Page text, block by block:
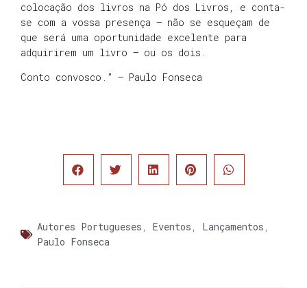
colocação dos livros na Pó dos Livros, e conta-
se com a vossa presença – não se esqueçam de
que será uma oportunidade excelente para
adquirirem um livro – ou os dois.
Conto convosco.” – Paulo Fonseca
Autores Portugueses , Eventos , Lançamentos ,
Paulo Fonseca